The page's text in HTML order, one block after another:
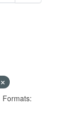
Formats: